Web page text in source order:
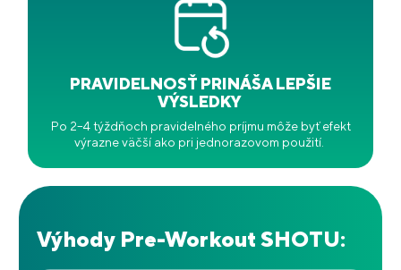
PRAVIDELNOSŤ PRINÁŠA LEPŠIE
VÝSLEDKY
Po 2–4 týždňoch pravidelného príjmu môže byť efekt
výrazne väčší ako pri jednorazovom použití.
Výhody Pre-Workout SHOTU: